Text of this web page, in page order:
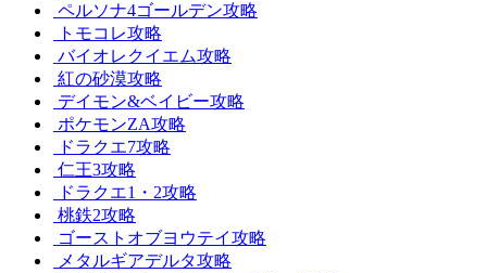
ペルソナ4ゴールデン攻略
トモコレ攻略
バイオレクイエム攻略
紅の砂漠攻略
デイモン&ベイビー攻略
ポケモンZA攻略
ドラクエ7攻略
仁王3攻略
ドラクエ1・2攻略
桃鉄2攻略
ゴーストオブヨウテイ攻略
メタルギアデルタ攻略